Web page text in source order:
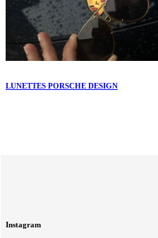
LUNETTES PORSCHE DESIGN
Instagram